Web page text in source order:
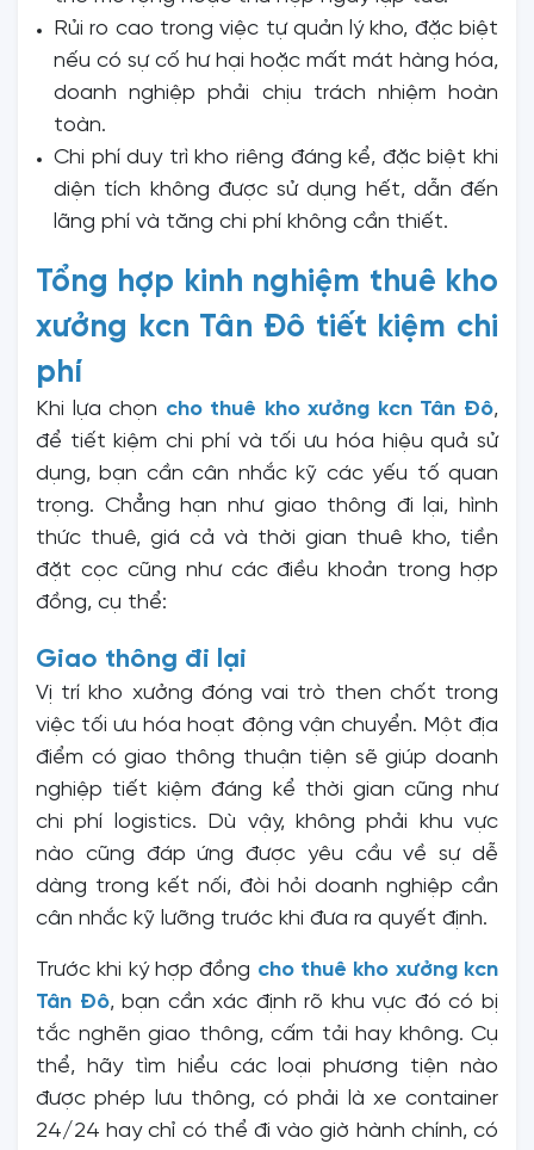
Rủi ro cao trong việc tự quản lý kho, đặc biệt
nếu có sự cố hư hại hoặc mất mát hàng hóa,
doanh nghiệp phải chịu trách nhiệm hoàn
toàn.
Chi phí duy trì kho riêng đáng kể, đặc biệt khi
diện tích không được sử dụng hết, dẫn đến
lãng phí và tăng chi phí không cần thiết.
Tổng hợp kinh nghiệm thuê kho
xưởng kcn Tân Đô tiết kiệm chi
phí
Khi lựa chọn cho thuê kho xưởng kcn Tân Đô,
để tiết kiệm chi phí và tối ưu hóa hiệu quả sử
dụng, bạn cần cân nhắc kỹ các yếu tố quan
trọng. Chẳng hạn như giao thông đi lại, hình
thức thuê, giá cả và thời gian thuê kho, tiền
đặt cọc cũng như các điều khoản trong hợp
đồng, cụ thể:
Giao thông đi lại
Vị trí kho xưởng đóng vai trò then chốt trong
việc tối ưu hóa hoạt động vận chuyển. Một địa
điểm có giao thông thuận tiện sẽ giúp doanh
nghiệp tiết kiệm đáng kể thời gian cũng như
chi phí logistics. Dù vậy, không phải khu vực
nào cũng đáp ứng được yêu cầu về sự dễ
dàng trong kết nối, đòi hỏi doanh nghiệp cần
cân nhắc kỹ lưỡng trước khi đưa ra quyết định.
Trước khi ký hợp đồng cho thuê kho xưởng kcn
Tân Đô, bạn cần xác định rõ khu vực đó có bị
tắc nghẽn giao thông, cấm tải hay không. Cụ
thể, hãy tìm hiểu các loại phương tiện nào
được phép lưu thông, có phải là xe container
24/24 hay chỉ có thể đi vào giờ hành chính, có